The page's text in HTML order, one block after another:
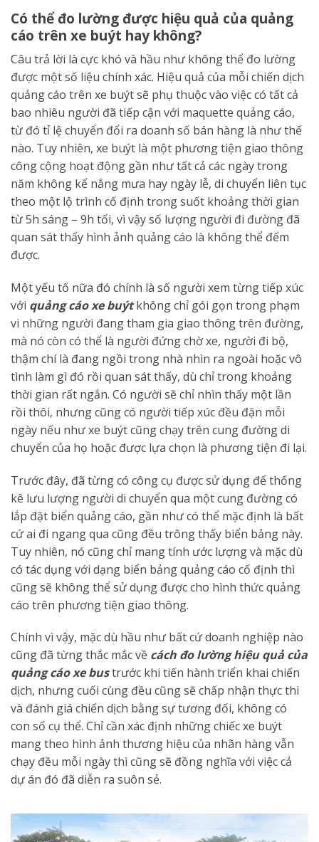
Có thể đo lường được hiệu quả của quảng
cáo trên xe buýt hay không?
Câu trả lời là cực khó và hầu như không thể đo lường
được một số liệu chính xác. Hiệu quả của mỗi chiến dịch
quảng cáo trên xe buýt sẽ phụ thuộc vào việc có tất cả
bao nhiêu người đã tiếp cận với maquette quảng cáo,
từ đó tỉ lệ chuyển đổi ra doanh số bán hàng là như thế
nào. Tuy nhiên, xe buýt là một phương tiện giao thông
công cộng hoạt động gần như tất cả các ngày trong
năm không kể nắng mưa hay ngày lễ, di chuyển liên tục
theo một lộ trình cố định trong suốt khoảng thời gian
từ 5h sáng – 9h tối, vì vậy số lượng người đi đường đã
quan sát thấy hình ảnh quảng cáo là không thể đếm
được.
Một yếu tố nữa đó chính là số người xem từng tiếp xúc
với quảng cáo xe buýtkhông chỉ gói gọn trong phạm
vi những người đang tham gia giao thông trên đường,
mà nó còn có thể là người đứng chờ xe, người đi bộ,
thậm chí là đang ngồi trong nhà nhìn ra ngoài hoặc vô
tình làm gì đó rồi quan sát thấy, dù chỉ trong khoảng
thời gian rất ngắn. Có người sẽ chỉ nhìn thấy một lần
rồi thôi, nhưng cũng có người tiếp xúc đều đặn mỗi
ngày nếu như xe buýt cũng chạy trên cung đường di
chuyển của họ hoặc được lựa chọn là phương tiện đi lại.
Trước đây, đã từng có công cụ được sử dụng để thống
kê lưu lượng người di chuyển qua một cung đường có
lắp đặt biển quảng cáo, gần như có thể mặc định là bất
cứ ai đi ngang qua cũng đều trông thấy biển bảng này.
Tuy nhiên, nó cũng chỉ mang tính ước lượng và mặc dù
có tác dụng với dạng biển bảng quảng cáo cố định thì
cũng sẽ không thể sử dụng được cho hình thức quảng
cáo trên phương tiện giao thông.
Chính vì vậy, mặc dù hầu như bất cứ doanh nghiệp nào
cũng đã từng thắc mắc về cách đo lường hiệu quả của
quảng cáo xe bustrước khi tiến hành triển khai chiến
dịch, nhưng cuối cùng đều cũng sẽ chấp nhận thực thi
và đánh giá chiến dịch bằng sự tương đối, không có
con số cụ thể. Chỉ cần xác định những chiếc xe buýt
mang theo hình ảnh thương hiệu của nhãn hàng vẫn
chạy đều mỗi ngày thì cũng sẽ đồng nghĩa với việc cả
dự án đó đã diễn ra suôn sẻ.